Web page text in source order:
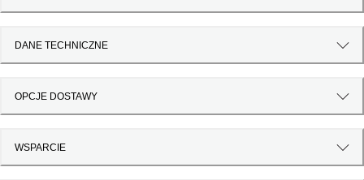
DANE TECHNICZNE
OPCJE DOSTAWY
WSPARCIE